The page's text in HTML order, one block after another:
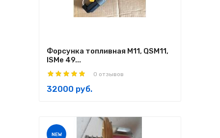
Форсунка топливная M11, QSM11,
ISMe 49...
0 отзывов
32000 руб.
NEW